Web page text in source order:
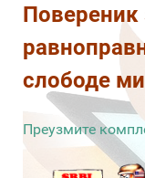
Повереник
слободе
Преузмите